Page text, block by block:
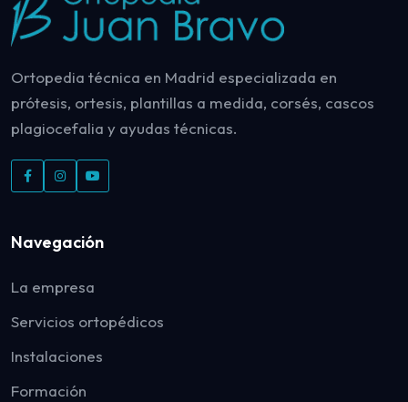
Ortopedia técnica en Madrid especializada en
prótesis, ortesis, plantillas a medida, corsés, cascos
plagiocefalia y ayudas técnicas.
Navegación
La empresa
Servicios ortopédicos
Instalaciones
Formación